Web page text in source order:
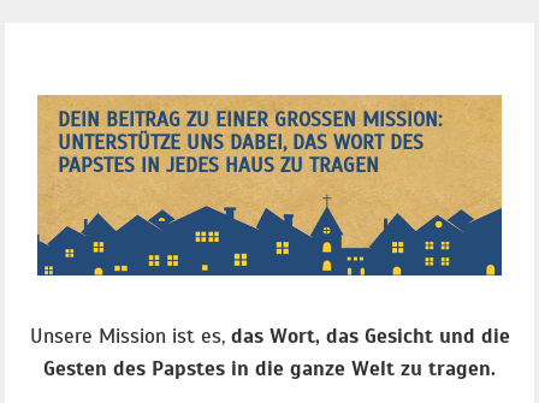
DEIN BEITRAG ZU EINER GROSSEN MISSION: U
NTERSTÜTZE UNS DABEI, DAS WORT DES P
APSTES IN JEDES HAUS ZU TRAGEN
Unsere Mission ist es, das Wort, das Gesicht und die
Gesten des Papstes in die ganze Welt zu tragen.